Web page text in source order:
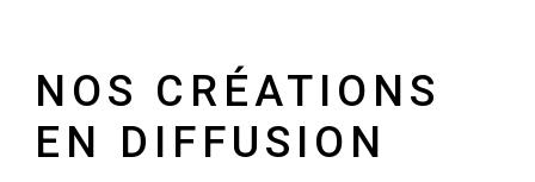
NOS CRÉATIONS
EN DIFFUSION